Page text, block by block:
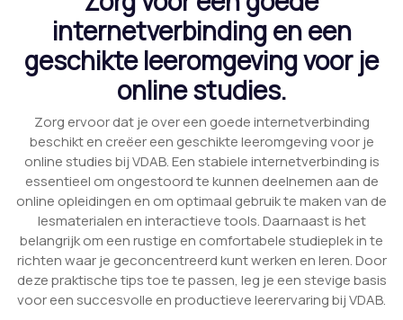
internetverbinding en een
geschikte leeromgeving voor je
online studies.
Zorg ervoor dat je over een goede internetverbinding
beschikt en creëer een geschikte leeromgeving voor je
online studies bij VDAB. Een stabiele internetverbinding is
essentieel om ongestoord te kunnen deelnemen aan de
online opleidingen en om optimaal gebruik te maken van de
lesmaterialen en interactieve tools. Daarnaast is het
belangrijk om een rustige en comfortabele studieplek in te
richten waar je geconcentreerd kunt werken en leren. Door
deze praktische tips toe te passen, leg je een stevige basis
voor een succesvolle en productieve leerervaring bij VDAB.